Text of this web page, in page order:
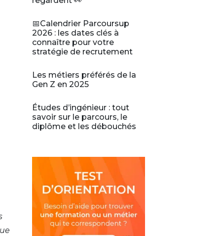
📅Calendrier Parcoursup
2026 : les dates clés à
connaître pour votre
stratégie de recrutement
Les métiers préférés de la
Gen Z en 2025
Études d’ingénieur : tout
savoir sur le parcours, le
diplôme et les débouchés